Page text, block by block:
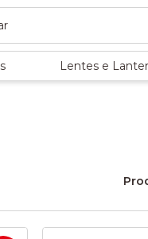
Lentes e